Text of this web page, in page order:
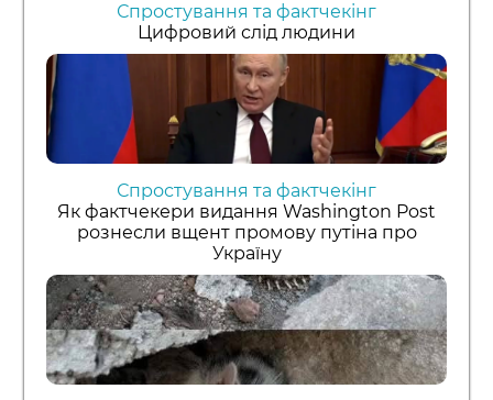
Спростування та фактчекінг
Цифровий слід людини
Спростування та фактчекінг
Як фактчекери видання Washington Post
рознесли вщент промову путіна про
Україну